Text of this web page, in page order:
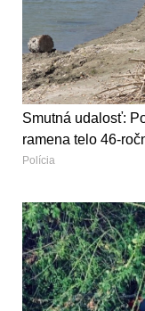
Smutná udalosť:
ramena telo 46-
Polícia